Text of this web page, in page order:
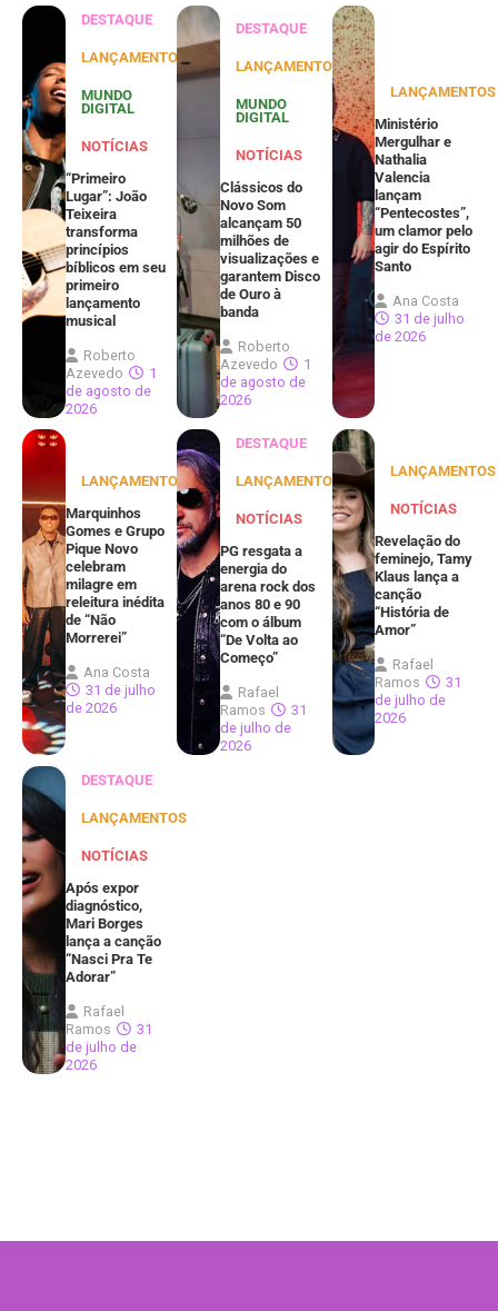
DESTAQUE
LANÇAMENTOS
MUNDO
DIGITAL
NOTÍCIAS
“Primeiro
Lugar”: João
Teixeira
transforma
princípios
bíblicos em seu
primeiro
lançamento
musical
Roberto
Azevedo
1
de agosto de
2026
DESTAQUE
LANÇAMENTOS
MUNDO
DIGITAL
NOTÍCIAS
Clássicos do
Novo Som
alcançam 50
milhões de
visualizações e
garantem Disco
de Ouro à
banda
Roberto
Azevedo
1
de agosto de
2026
LANÇAMENTOS
Ministério
Mergulhar e
Nathalia
Valencia
lançam
“Pentecostes”,
um clamor pelo
agir do Espírito
Santo
Ana Costa
31 de julho
de 2026
LANÇAMENTOS
Marquinhos
Gomes e Grupo
Pique Novo
celebram
milagre em
releitura inédita
de “Não
Morrerei”
Ana Costa
31 de julho
de 2026
DESTAQUE
LANÇAMENTOS
NOTÍCIAS
PG resgata a
energia do
arena rock dos
anos 80 e 90
com o álbum
“De Volta ao
Começo”
Rafael
Ramos
31
de julho de
2026
LANÇAMENTOS
NOTÍCIAS
Revelação do
feminejo, Tamy
Klaus lança a
canção
“História de
Amor”
Rafael
Ramos
31
de julho de
2026
DESTAQUE
LANÇAMENTOS
NOTÍCIAS
Após expor
diagnóstico,
Mari Borges
lança a canção
“Nasci Pra Te
Adorar”
Rafael
Ramos
31
de julho de
2026